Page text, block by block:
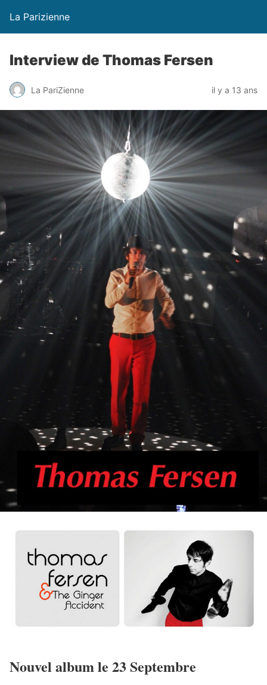
La Parizienne
Interview de Thomas Fersen
La PariZienne il y a 13 ans
Nouvel album le 23 Septembre